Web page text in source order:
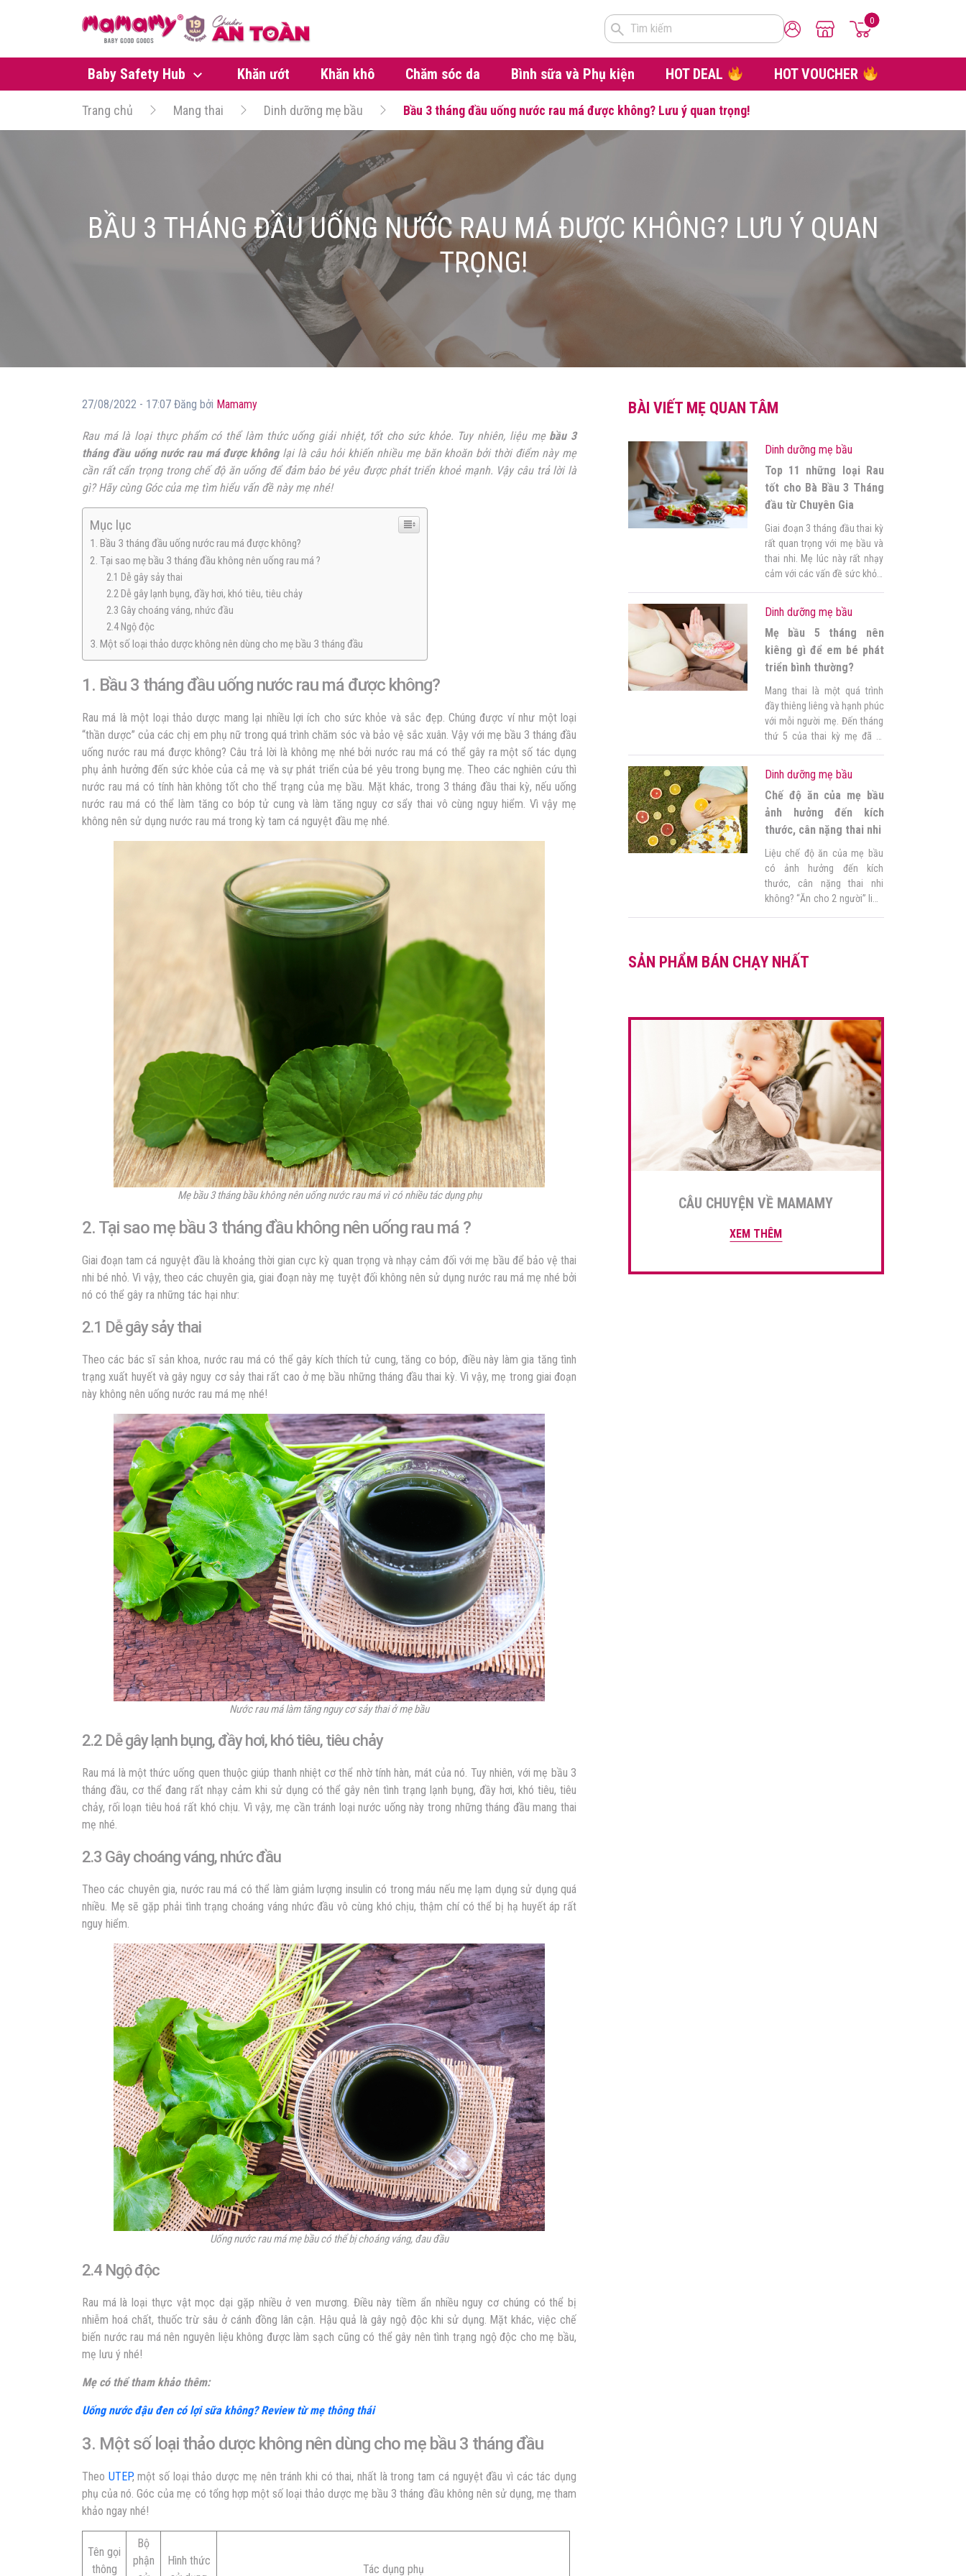
Tìm kiếm
0
Baby Safety Hub Khăn ướt Khăn khô Chăm sóc da Bình sữa và Phụ kiện HOT DEAL HOT VOUCHER
Trang chủ Mang thai Dinh dưỡng mẹ bầu Bầu 3 tháng đầu uống nước rau má được không? Lưu ý quan trọng!
BẦU 3 THÁNG ĐẦU UỐNG NƯỚC RAU MÁ ĐƯỢC KHÔNG? LƯU Ý QUAN
TRỌNG!
27/08/2022 - 17:07 Đăng bởi Mamamy
Rau má là loại thực phẩm có thể làm thức uống giải nhiệt, tốt cho sức khỏe. Tuy nhiên, liệu mẹ bầu 3
tháng đầu uống nước rau má được không lại là câu hỏi khiến nhiều mẹ băn khoăn bởi thời điểm này mẹ
cần rất cẩn trọng trong chế độ ăn uống để đảm bảo bé yêu được phát triển khoẻ mạnh. Vậy câu trả lời là
gì? Hãy cùng Góc của mẹ tìm hiểu vấn đề này mẹ nhé!
Mục lục
1. Bầu 3 tháng đầu uống nước rau má được không?
2. Tại sao mẹ bầu 3 tháng đầu không nên uống rau má ?
2.1 Dễ gây sảy thai
2.2 Dễ gây lạnh bụng, đầy hơi, khó tiêu, tiêu chảy
2.3 Gây choáng váng, nhức đầu
2.4 Ngộ độc
3. Một số loại thảo dược không nên dùng cho mẹ bầu 3 tháng đầu
1. Bầu 3 tháng đầu uống nước rau má được không?
Rau má là một loại thảo dược mang lại nhiều lợi ích cho sức khỏe và sắc đẹp. Chúng được ví như một loại
“thần dược” của các chị em phụ nữ trong quá trình chăm sóc và bảo vệ sắc xuân. Vậy với mẹ bầu 3 tháng đầu
uống nước rau má được không? Câu trả lời là không mẹ nhé bởi nước rau má có thể gây ra một số tác dụng
phụ ảnh hưởng đến sức khỏe của cả mẹ và sự phát triển của bé yêu trong bụng mẹ. Theo các nghiên cứu thì
nước rau má có tính hàn không tốt cho thể trạng của mẹ bầu. Mặt khác, trong 3 tháng đầu thai kỳ, nếu uống
nước rau má có thể làm tăng co bóp tử cung và làm tăng nguy cơ sẩy thai vô cùng nguy hiểm. Vì vậy mẹ
không nên sử dụng nước rau má trong kỳ tam cá nguyệt đầu mẹ nhé.
Mẹ bầu 3 tháng bầu không nên uống nước rau má vì có nhiều tác dụng phụ
2. Tại sao mẹ bầu 3 tháng đầu không nên uống rau má ?
Giai đoạn tam cá nguyệt đầu là khoảng thời gian cực kỳ quan trọng và nhạy cảm đối với mẹ bầu để bảo vệ thai
nhi bé nhỏ. Vì vậy, theo các chuyên gia, giai đoạn này mẹ tuyệt đối không nên sử dụng nước rau má mẹ nhé bởi
nó có thể gây ra những tác hại như:
2.1 Dễ gây sảy thai
Theo các bác sĩ sản khoa, nước rau má có thể gây kích thích tử cung, tăng co bóp, điều này làm gia tăng tình
trạng xuất huyết và gây nguy cơ sảy thai rất cao ở mẹ bầu những tháng đầu thai kỳ. Vì vậy, mẹ trong giai đoạn
này không nên uống nước rau má mẹ nhé!
Nước rau má làm tăng nguy cơ sảy thai ở mẹ bầu
2.2 Dễ gây lạnh bụng, đầy hơi, khó tiêu, tiêu chảy
Rau má là một thức uống quen thuộc giúp thanh nhiệt cơ thể nhờ tính hàn, mát của nó. Tuy nhiên, với mẹ bầu 3
tháng đầu, cơ thể đang rất nhạy cảm khi sử dụng có thể gây nên tình trạng lạnh bụng, đầy hơi, khó tiêu, tiêu
chảy, rối loạn tiêu hoá rất khó chịu. Vì vậy, mẹ cần tránh loại nước uống này trong những tháng đầu mang thai
mẹ nhé.
2.3 Gây choáng váng, nhức đầu
Theo các chuyên gia, nước rau má có thể làm giảm lượng insulin có trong máu nếu mẹ lạm dụng sử dụng quá
nhiều. Mẹ sẽ gặp phải tình trạng choáng váng nhức đầu vô cùng khó chịu, thậm chí có thể bị hạ huyết áp rất
nguy hiểm.
Uống nước rau má mẹ bầu có thể bị choáng váng, đau đầu
2.4 Ngộ độc
Rau má là loại thực vật mọc dại gặp nhiều ở ven mương. Điều này tiềm ẩn nhiều nguy cơ chúng có thể bị
nhiễm hoá chất, thuốc trừ sâu ở cánh đồng lân cận. Hậu quả là gây ngộ độc khi sử dụng. Mặt khác, việc chế
biến nước rau má nên nguyên liệu không được làm sạch cũng có thể gây nên tình trạng ngộ độc cho mẹ bầu,
mẹ lưu ý nhé!
Mẹ có thể tham khảo thêm:
Uống nước đậu đen có lợi sữa không? Review từ mẹ thông thái
3. Một số loại thảo dược không nên dùng cho mẹ bầu 3 tháng đầu
Theo UTEP, một số loại thảo dược mẹ nên tránh khi có thai, nhất là trong tam cá nguyệt đầu vì các tác dụng
phụ của nó. Góc của mẹ có tổng hợp một số loại thảo dược mẹ bầu 3 tháng đầu không nên sử dụng, mẹ tham
khảo ngay nhé!
Tên gọi
thông
Bộ
phận
Hình thức
Tác dụng phụ
BÀI VIẾT MẸ QUAN TÂM
Dinh dưỡng mẹ bầu
Top 11 những loại Rau
tốt cho Bà Bầu 3 Tháng
đầu từ Chuyên Gia
Giai đoạn 3 tháng đầu thai kỳ
rất quan trọng với mẹ bầu và
thai nhi. Mẹ lúc này rất nhạy
cảm với các vấn đề sức khỏe,
sóc và chọn thực phẩm phù
hợp, mẹ dễ gặp vấn đề gây
ảnh hưởng đến thai nhi. Vậy
mẹ đã biết […]
Dinh dưỡng mẹ bầu
Mẹ bầu 5 tháng nên
kiêng gì để em bé phát
triển bình thường?
Mang thai là một quá trình
đầy thiêng liêng và hạnh phúc
với mỗi người mẹ. Đến tháng
thứ 5 của thai kỳ mẹ đã đi
rồi đấy. Chắc hạnh mẹ rất
hạnh phúc và sung sướng khi
trong bụng có một sinh linh
bé nhỏ đáng yêu như vậy. […]
Dinh dưỡng mẹ bầu
Chế độ ăn của mẹ bầu
ảnh hưởng đến kích
thước, cân nặng thai nhi
Liệu chế độ ăn của mẹ bầu
có ảnh hưởng đến kích
thước, cân nặng thai nhi
không? “Ăn cho 2 người” liệu
Chế độ ăn của mẹ bầu và
SẢN PHẨM BÁN CHẠY NHẤT
CÂU CHUYỆN VỀ MAMAMY
XEM THÊM